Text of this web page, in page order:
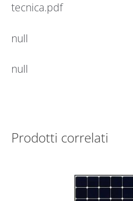
tecnica.pdf
null
null
Prodotti correlati